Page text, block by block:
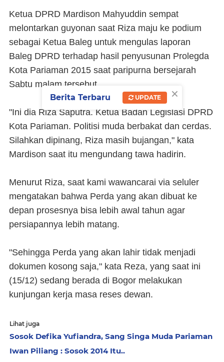
Ketua DPRD Mardison Mahyuddin sempat
melontarkan guyonan saat Riza maju ke podium
sebagai Ketua Baleg untuk mengulas laporan
Baleg DPRD terhadap hasil penyusunan Prolegda
Kota Pariaman 2015 saat paripurna bersejarah
Sabtu malam tersebut.
"Ini dia Riza Saputra. Ketua Badan Legislasi DPRD
Kota Pariaman. Politisi muda berbakat dan cerdas.
Silahkan dipinang, Riza masih bujangan," kata
Mardison saat itu mengundang tawa hadirin.
Menurut Riza, saat kami wawancarai via seluler
mengatakan bahwa Perda yang akan dibuat ke
depan prosesnya bisa lebih awal tahun agar
persiapannya lebih matang.
"Sehingga Perda yang akan lahir tidak menjadi
dokumen kosong saja," kata Reza, yang saat ini
(15/12) sedang berada di Bogor melakukan
kunjungan kerja masa reses dewan.
Lihat juga
Sosok Defika Yufiandra, Sang Singa Muda Pariaman
Iwan Piliang : Sosok 2014 Itu..
×
Berita Terbaru UPDATE